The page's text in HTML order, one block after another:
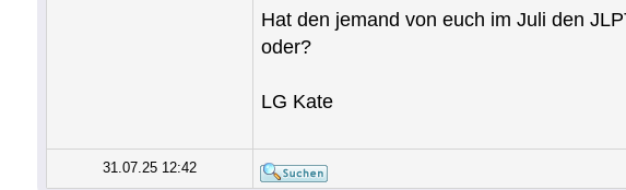
Hat den jemand von euch im Juli den
oder?
LG Kate
31.07.25 12:42